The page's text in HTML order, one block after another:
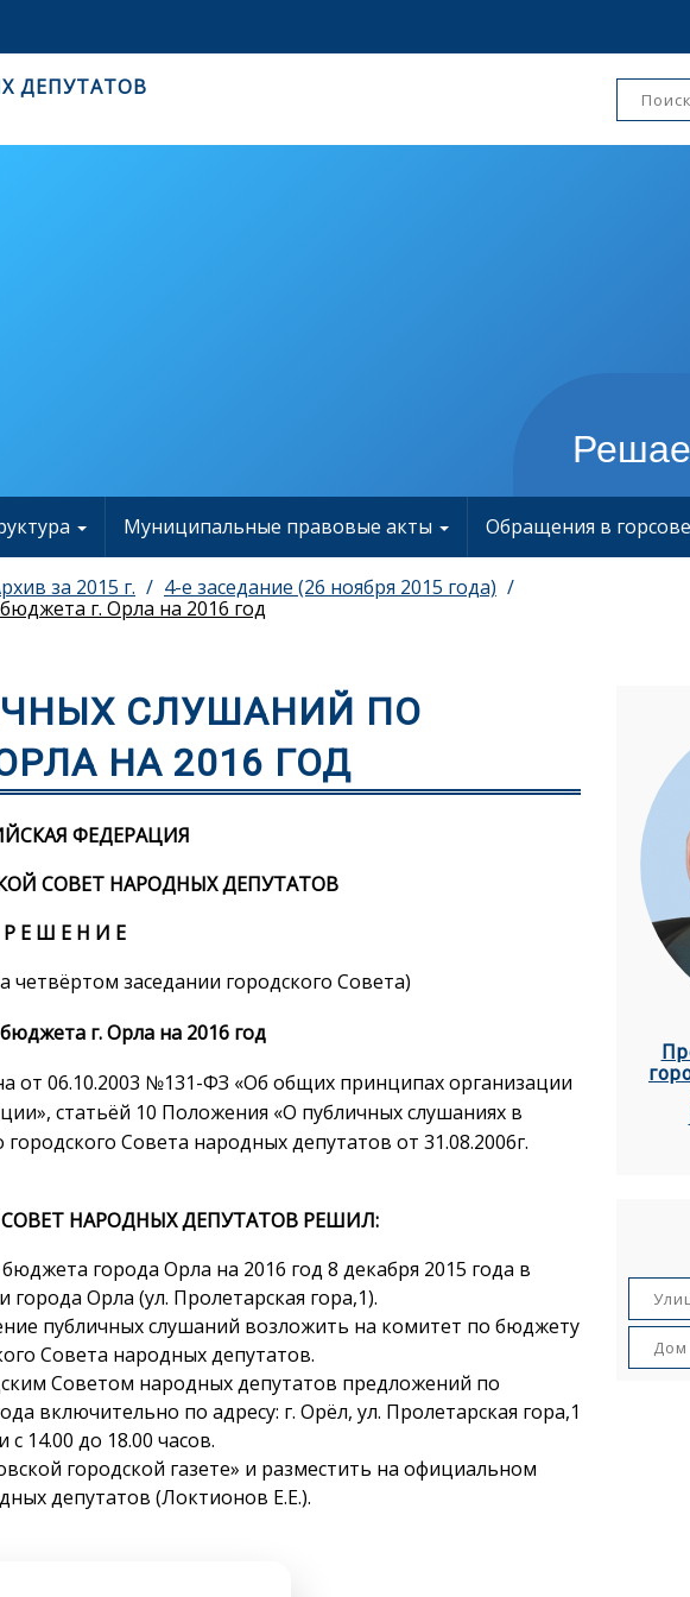
ДЕПУТАТОВ
Муниципальные правовые акты Обращения в
за 2015 г.
4-e заседание (26 ноября 2015 года)
г. Орла на 2016 год
СЛУШАНИЙ ПО
НА 2016 ГОД
ФЕДЕРАЦИЯ
СОВЕТ НАРОДНЫХ ДЕПУТАТОВ
Р Е Ш Е Н И Е
четвёртом заседании городского Совета)
г. Орла на 2016 год
от 06.10.2003 №131-ФЗ «Об общих принципах организации
статьёй 10 Положения «О публичных слушаниях в
Совета народных депутатов от 31.08.2006г.
НАРОДНЫХ ДЕПУТАТОВ РЕШИЛ:
города Орла на 2016 год 8 декабря 2015 года в
Орла (ул. Пролетарская гора,1).
публичных слушаний возложить на комитет по бюджету
Совета народных депутатов.
Советом народных депутатов предложений по
включительно по адресу: г. Орёл, ул. Пролетарская гора,1
с 14.00 до 18.00 часов.
городской газете» и разместить на официальном
депутатов (Локтионов Е.Е.).